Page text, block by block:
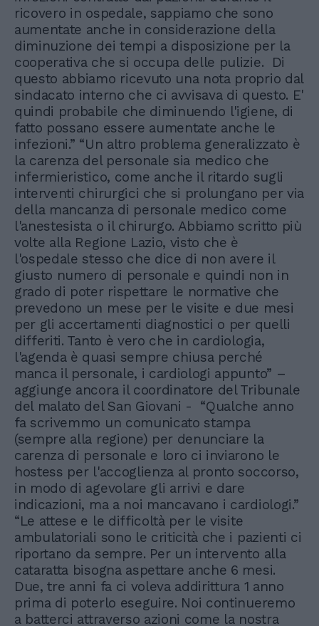
ricovero in ospedale, sappiamo che sono
aumentate anche in considerazione della
diminuzione dei tempi a disposizione per la
cooperativa che si occupa delle pulizie. Di
questo abbiamo ricevuto una nota proprio dal
sindacato interno che ci avvisava di questo. E'
quindi probabile che diminuendo l'igiene, di
fatto possano essere aumentate anche le
infezioni.” “Un altro problema generalizzato è
la carenza del personale sia medico che
infermieristico, come anche il ritardo sugli
interventi chirurgici che si prolungano per via
della mancanza di personale medico come
l'anestesista o il chirurgo. Abbiamo scritto più
volte alla Regione Lazio, visto che è
l'ospedale stesso che dice di non avere il
giusto numero di personale e quindi non in
grado di poter rispettare le normative che
prevedono un mese per le visite e due mesi
per gli accertamenti diagnostici o per quelli
differiti. Tanto è vero che in cardiologia,
l'agenda è quasi sempre chiusa perché
manca il personale, i cardiologi appunto” –
aggiunge ancora il coordinatore del Tribunale
del malato del San Giovani - “Qualche anno
fa scrivemmo un comunicato stampa
(sempre alla regione) per denunciare la
carenza di personale e loro ci inviarono le
hostess per l'accoglienza al pronto soccorso,
in modo di agevolare gli arrivi e dare
indicazioni, ma a noi mancavano i cardiologi.”
“Le attese e le difficoltà per le visite
ambulatoriali sono le criticità che i pazienti ci
riportano da sempre. Per un intervento alla
cataratta bisogna aspettare anche 6 mesi.
Due, tre anni fa ci voleva addirittura 1 anno
prima di poterlo eseguire. Noi continueremo
a batterci attraverso azioni come la nostra